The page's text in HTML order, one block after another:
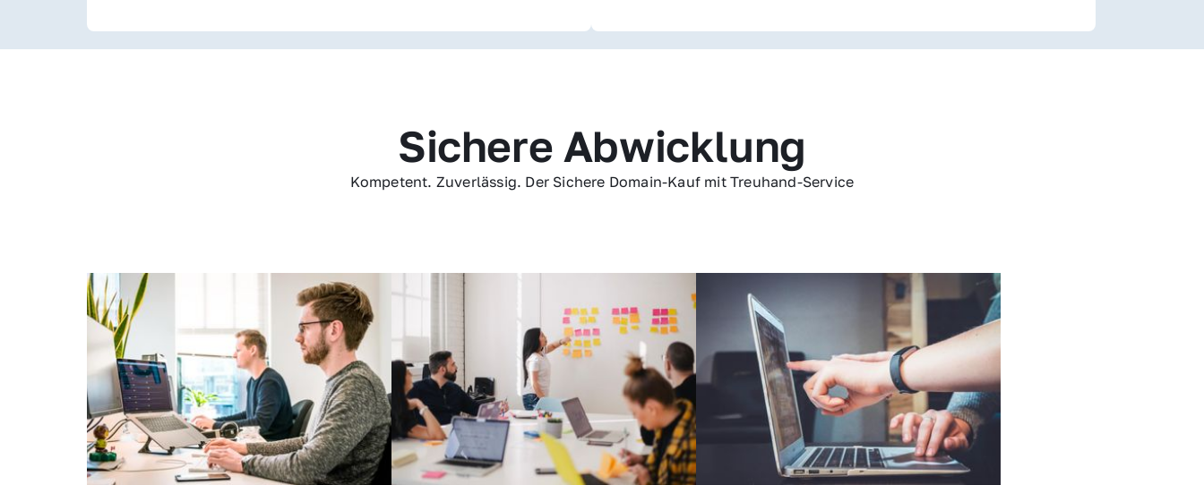
Sichere Abwicklung
Kompetent. Zuverlässig. Der Sichere Domain-Kauf mit Treuhand-Service